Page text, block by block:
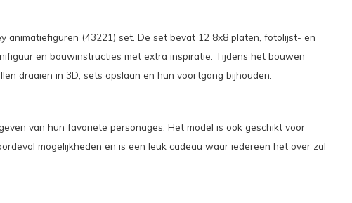
animatiefiguren (43221) set. De set bevat 12 8x8 platen, fotolijst- en
en bouwinstructies met extra inspiratie. Tijdens het bouwen
draaien in 3D, sets opslaan en hun voortgang bijhouden.
van hun favoriete personages. Het model is ook geschikt voor
mogelijkheden en is een leuk cadeau waar iedereen het over zal